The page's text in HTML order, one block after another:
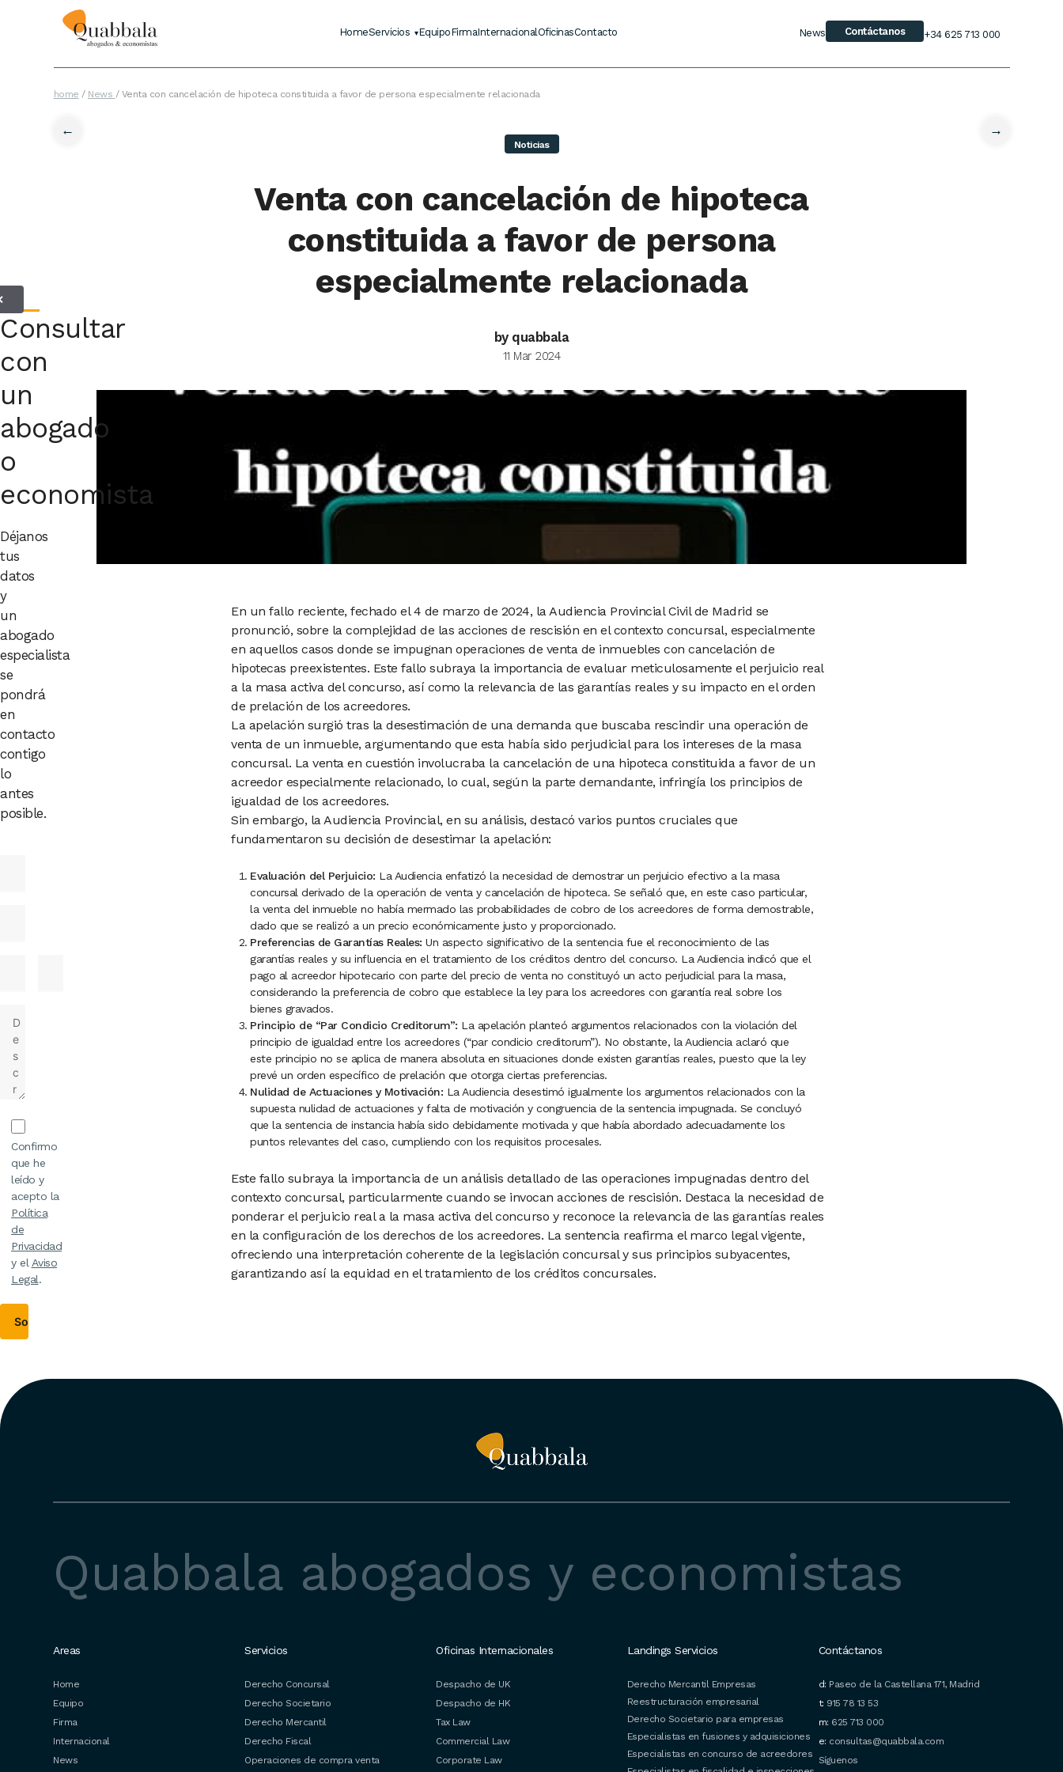
HomeServicios EquipoFirmaInternacionalOficinasContacto News Contáctanos +34 625 713 000
home / News / Venta con cancelación de hipoteca constituida a favor de persona especialmente relacionada
←
Noticias
→
Venta con cancelación de hipoteca
constituida a favor de persona
especialmente relacionada
by quabbala
11 Mar 2024
En un fallo reciente, fechado el 4 de marzo de 2024, la Audiencia Provincial Civil de Madrid se
pronunció, sobre la complejidad de las acciones de rescisión en el contexto concursal, especialmente
en aquellos casos donde se impugnan operaciones de venta de inmuebles con cancelación de
hipotecas preexistentes. Este fallo subraya la importancia de evaluar meticulosamente el perjuicio real
a la masa activa del concurso, así como la relevancia de las garantías reales y su impacto en el orden
de prelación de los acreedores.
La apelación surgió tras la desestimación de una demanda que buscaba rescindir una operación de
venta de un inmueble, argumentando que esta había sido perjudicial para los intereses de la masa
concursal. La venta en cuestión involucraba la cancelación de una hipoteca constituida a favor de un
acreedor especialmente relacionado, lo cual, según la parte demandante, infringía los principios de
igualdad de los acreedores.
Sin embargo, la Audiencia Provincial, en su análisis, destacó varios puntos cruciales que
fundamentaron su decisión de desestimar la apelación:
Evaluación del Perjuicio: La Audiencia enfatizó la necesidad de demostrar un perjuicio efectivo a la masa
concursal derivado de la operación de venta y cancelación de hipoteca. Se señaló que, en este caso particular,
la venta del inmueble no había mermado las probabilidades de cobro de los acreedores de forma demostrable,
dado que se realizó a un precio económicamente justo y proporcionado.
Preferencias de Garantías Reales: Un aspecto significativo de la sentencia fue el reconocimiento de las
garantías reales y su influencia en el tratamiento de los créditos dentro del concurso. La Audiencia indicó que el
pago al acreedor hipotecario con parte del precio de venta no constituyó un acto perjudicial para la masa,
considerando la preferencia de cobro que establece la ley para los acreedores con garantía real sobre los
bienes gravados.
Principio de “Par Condicio Creditorum”: La apelación planteó argumentos relacionados con la violación del
principio de igualdad entre los acreedores (“par condicio creditorum”). No obstante, la Audiencia aclaró que
este principio no se aplica de manera absoluta en situaciones donde existen garantías reales, puesto que la ley
prevé un orden específico de prelación que otorga ciertas preferencias.
Nulidad de Actuaciones y Motivación: La Audiencia desestimó igualmente los argumentos relacionados con la
supuesta nulidad de actuaciones y falta de motivación y congruencia de la sentencia impugnada. Se concluyó
que la sentencia de instancia había sido debidamente motivada y que había abordado adecuadamente los
puntos relevantes del caso, cumpliendo con los requisitos procesales.
Este fallo subraya la importancia de un análisis detallado de las operaciones impugnadas dentro del
contexto concursal, particularmente cuando se invocan acciones de rescisión. Destaca la necesidad de
ponderar el perjuicio real a la masa activa del concurso y reconoce la relevancia de las garantías reales
en la configuración de los derechos de los acreedores. La sentencia reafirma el marco legal vigente,
ofreciendo una interpretación coherente de la legislación concursal y sus principios subyacentes,
garantizando así la equidad en el tratamiento de los créditos concursales.
Consultar
con
un
abogado
o
economista
Déjanos
tus
datos
y
un
abogado
especialista
se
pondrá
en
contacto
contigo
lo
antes
posible.
Confirmo
que he
leído y
acepto la
Política
de
Privacidad
y elAviso
Legal.
Quabbala abogados y economistas
Areas
Home
Equipo
Firma
Internacional
News
Servicios
Derecho Concursal
Derecho Societario
Derecho Mercantil
Derecho Fiscal
Operaciones de compra venta
Oficinas Internacionales
Despacho de UK
Despacho de HK
Tax Law
Commercial Law
Corporate Law
Landings Servicios
Derecho Mercantil Empresas
Reestructuración empresarial
Derecho Societario para empresas
Especialistas en fusiones y adquisiciones
Especialistas en concurso de acreedores
Contáctanos
d: Paseo de la Castellana 171, Madrid
t: 915 78 13 53
m: 625 713 000
e: consultas@quabbala.com
Síguenos